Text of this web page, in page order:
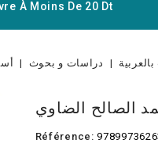
À Moins De 20 Dt
دراسات و بحوث
الصالح الضاوي
Référence: